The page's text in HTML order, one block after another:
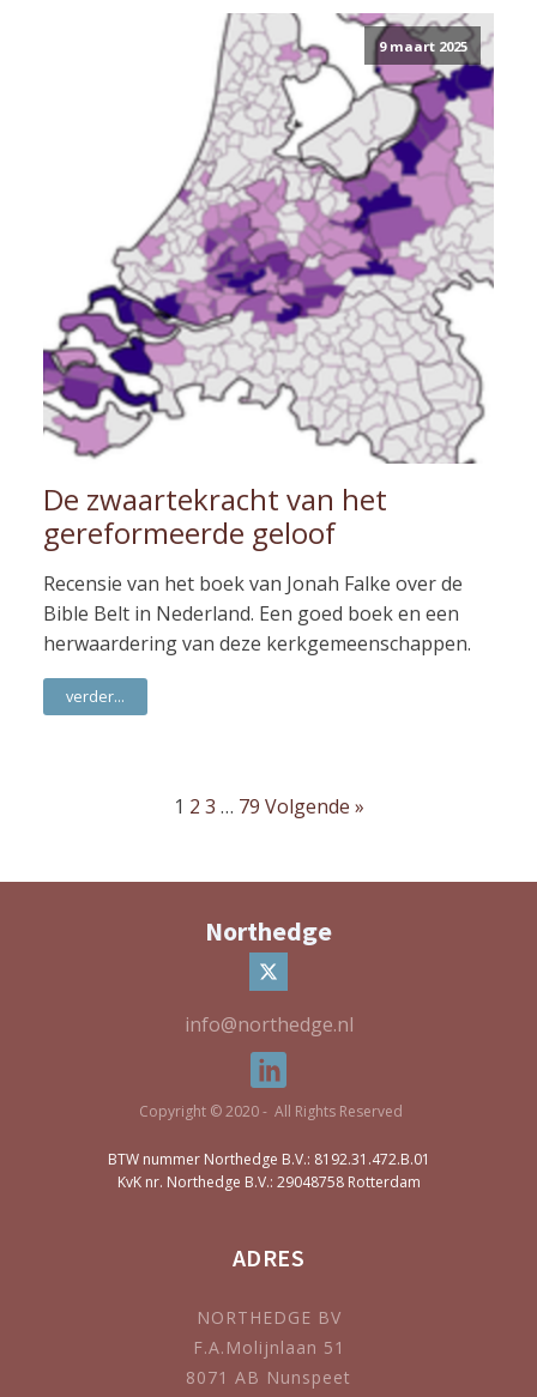
9 maart 2025
De zwaartekracht van het
gereformeerde geloof
Recensie van het boek van Jonah Falke over de
Bible Belt in Nederland. Een goed boek en een
herwaardering van deze kerkgemeenschappen.
verder...
1 2 3 … 79 Volgende »
Northedge
info@northedge.nl
Copyright © 2020 - All Rights Reserved
BTW nummer Northedge B.V.: 8192.31.472.B.01
KvK nr. Northedge B.V.: 29048758 Rotterdam
ADRES
NORTHEDGE BV
F.A.Molijnlaan 51
8071 AB Nunspeet